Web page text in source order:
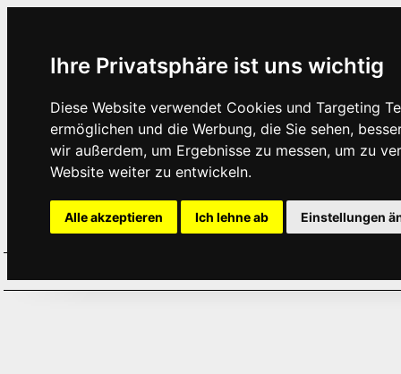
Ihre Privatsphäre ist uns wichtig
Diese Website verwendet Cookies und Targeting
ermöglichen und die Werbung, die Sie sehen,
wir außerdem, um Ergebnisse zu messen, um zu
Website weiter zu entwickeln.
Alle akzeptieren Ich lehne ab Einstellungen